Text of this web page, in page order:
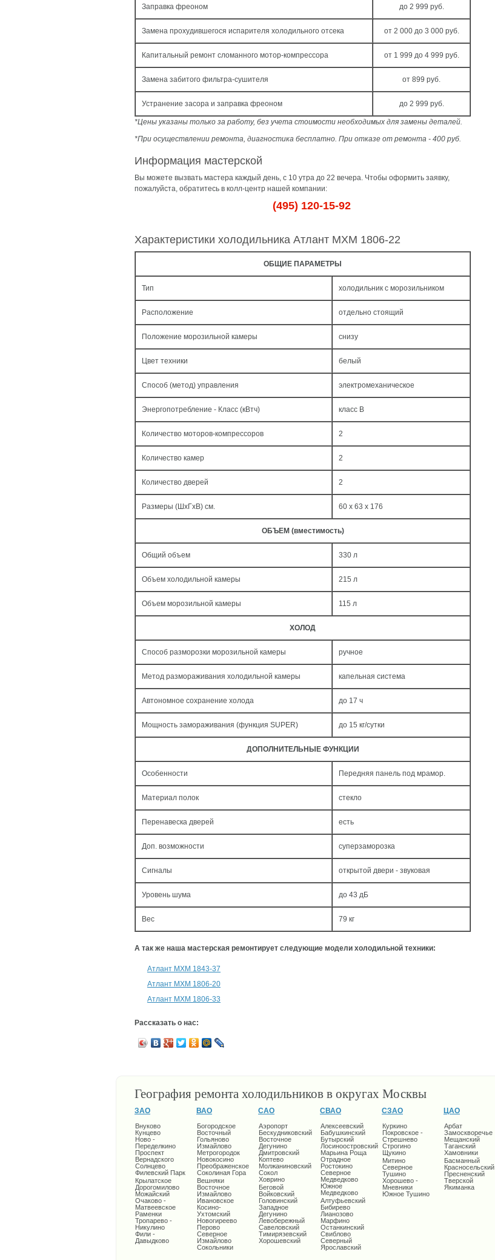
Заправка фреоном до 2 999 руб.
Замена прохудившегося испарителя холодильного отсека от 2 000 до 3 000 руб.
Капитальный ремонт сломанного мотор-компрессора от 1 999 до 4 999 руб.
Замена забитого фильтра-сушителя от 899 руб.
Устранение засора и заправка фреоном до 2 999 руб.
*Цены указаны только за работу, без учета стоимости необходимых для замены деталей.
*При осуществлении ремонта, диагностика бесплатно. При отказе от ремонта - 400 руб.
Информация мастерской
Вы можете вызвать мастера каждый день, с 10 утра до 22 вечера. Чтобы оформить заявку,
пожалуйста, обратитесь в колл-центр нашей компании:
(495) 120-15-92
Характеристики холодильника Атлант МХМ 1806-22
ОБЩИЕ ПАРАМЕТРЫ
Тип холодильник с морозильником
Расположение отдельно стоящий
Положение морозильной камеры снизу
Цвет техники белый
Способ (метод) управления электромеханическое
Энергопотребление - Класс (кВтч) класс B
Количество моторов-компрессоров 2
Количество камер 2
Количество дверей 2
Размеры (ШxГxВ) см. 60 x 63 x 176
ОБЪЕМ (вместимость)
Общий объем 330 л
Объем холодильной камеры 215 л
Объем морозильной камеры 115 л
ХОЛОД
Способ разморозки морозильной камеры ручное
Метод размораживания холодильной камеры капельная система
Автономное сохранение холода до 17 ч
Мощность замораживания (функция SUPER) до 15 кг/cутки
ДОПОЛНИТЕЛЬНЫЕ ФУНКЦИИ
Особенности Передняя панель под мрамор.
Материал полок стекло
Перенавеска дверей есть
Доп. возможности суперзаморозка
Сигналы открытой двери - звуковая
Уровень шума до 43 дБ
Вес 79 кг
А так же наша мастерская ремонтирует следующие модели холодильной техники:
Атлант МХМ 1843-37
Атлант МХМ 1806-20
Атлант МХМ 1806-33
Рассказать о нас:
География ремонта холодильников в округах Москвы
ЗАО
Внуково
Кунцево
Ново -
Переделкино
Проспект
Вернадского
Солнцево
Филевский Парк
Крылатское
Дорогомилово
Можайский
Очаково -
Матвеевское
Раменки
Тропарево -
Никулино
Фили -
Давыдково
ВАО
Богородское
Восточный
Гольяново
Измайлово
Метрогородок
Новокосино
Преображенское
Соколиная Гора
Вешняки
Восточное
Измайлово
Ивановское
Косино-
Ухтомский
Новогиреево
Перово
Северное
Измайлово
Сокольники
САО
Аэропорт
Бескудниковский
Восточное
Дегунино
Дмитровский
Коптево
Молжаниновский
Сокол
Ховрино
Беговой
Войковский
Головинский
Западное
Дегунино
Левобережный
Савеловский
Тимирязевский
Хорошевский
СВАО
Алексеевский
Бабушкинский
Бутырский
Лосиноостровский
Марьина Роща
Отрадное
Ростокино
Северное
Медведково
Южное
Медведково
Алтуфьевский
Бибирево
Лианозово
Марфино
Останкинский
Свиблово
Северный
Ярославский
СЗАО
Куркино
Покровское -
Стрешнево
Строгино
Щукино
Митино
Северное
Тушино
Хорошево -
Мневники
Южное Тушино
ЦАО
Арбат
Замоскворечье
Мещанский
Таганский
Хамовники
Басманный
Красносельский
Пресненский
Тверской
Якиманка